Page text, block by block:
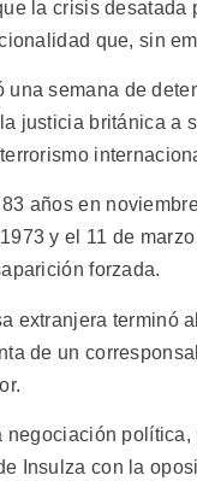
la crisis
que, sin
una semana de
justicia británica
años en
y el 11 de
forzada.
extranjera terminó
de un
negociación
Insulza con la